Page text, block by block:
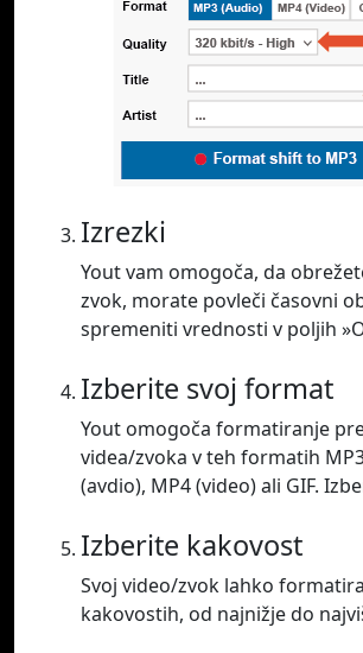
Izrezki
Yout vam omogoča, da
zvok, morate povleči časovni
spremeniti vrednosti v poljih
Izberite svoj format
Yout omogoča formatiranje
videa/zvoka v teh formatih
(avdio), MP4 (video) ali GIF.
Izberite kakovost
Svoj video/zvok lahko
kakovostih, od najnižje do